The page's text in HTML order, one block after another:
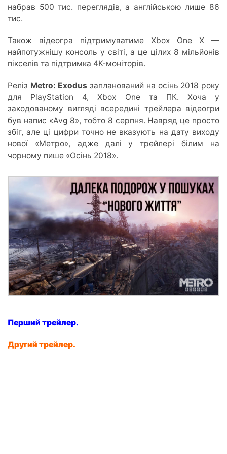
набрав 500 тис. переглядів, а англійською лише 86
тис.
Також відеогра підтримуватиме Xbox One X —
найпотужнішу консоль у світі, а це цілих 8 мільйонів
пікселів та підтримка 4К-моніторів.
Реліз Metro: Exodusзапланований на осінь 2018 року
для PlayStation 4, Xbox One та ПК. Хоча у
закодованому вигляді всередині трейлера відеогри
був напис «Avg 8», тобто 8 серпня. Навряд це просто
збіг, але ці цифри точно не вказують на дату виходу
нової «Метро», адже далі у трейлері білим на
чорному пише «Осінь 2018».
Перший трейлер.
Другий трейлер.